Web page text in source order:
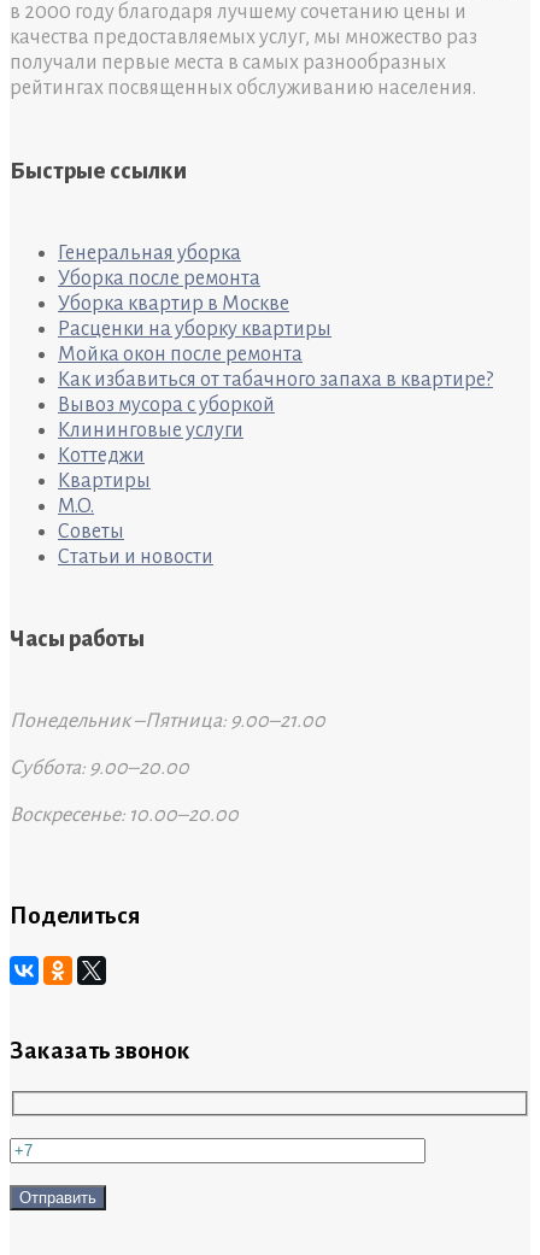
в 2000 году благодаря лучшему сочетанию цены и
качества предоставляемых услуг, мы множество раз
получали первые места в самых разнообразных
рейтингах посвященных обслуживанию населения.
Быстрые ссылки
Генеральная уборка
Уборка после ремонта
Уборка квартир в Москве
Расценки на уборку квартиры
Мойка окон после ремонта
Как избавиться от табачного запаха в квартире?
Вывоз мусора с уборкой
Клининговые услуги
Коттеджи
Квартиры
M.O.
Советы
Статьи и новости
Часы работы
Понедельник –Пятница: 9.00–21.00
Суббота: 9.00–20.00
Воскресенье: 10.00–20.00
Поделиться
Заказать звонок